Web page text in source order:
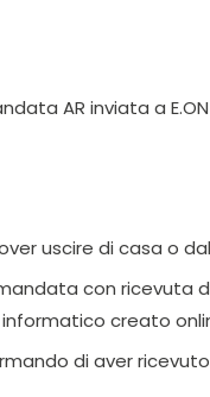
AR inviata a E.ON
uscire di casa o
con ricevuta
creato
di aver